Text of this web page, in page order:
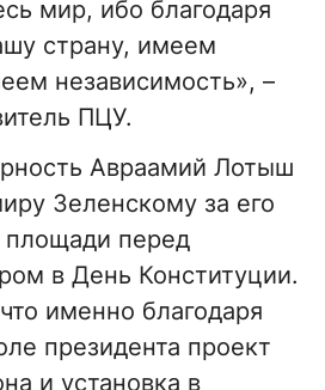
мир, ибо благодаря
страну, имеем
независимость», –
ПЦУ.
Авраамий Лотыш
Зеленскому за его
площади перед
в День Конституции.
именно благодаря
президента проект
и установка в